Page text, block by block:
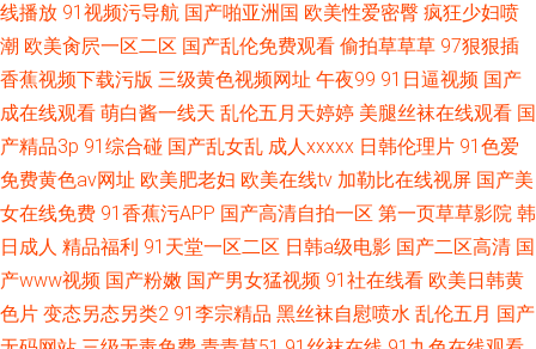
线播放 91视频污导航 国产啪亚洲国 欧美性爱密臀 疯狂少妇喷
潮 欧美肏屄一区二区 国产乱伦免费观看 偷拍草草草 97狠狠插
香蕉视频下载污版 三级黄色视频网址 午夜99 91日逼视频 国产
成在线观看 萌白酱一线天 乱伦五月天婷婷 美腿丝袜在线观看 国
产精品3p 91综合碰 国产乱女乱 成人xxxxx 日韩伦理片 91色爱
免费黄色av网址 欧美肥老妇 欧美在线tv 加勒比在线视屏 国产美
女在线免费 91香蕉污APP 国产高清自拍一区 第一页草草影院 韩
日成人 精品福利 91天堂一区二区 日韩a级电影 国产二区高清 国
产www视频 国产粉嫩 国产男女猛视频 91社在线看 欧美日韩黄
色片 变态另态另类2 91李宗精品 黑丝袜自慰喷水 乱伦五月 国产